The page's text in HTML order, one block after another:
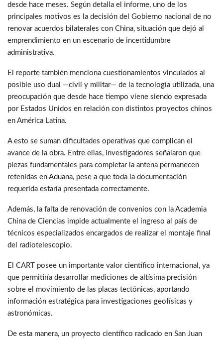
desde hace meses. Según detalla el informe, uno de los
principales motivos es la decisión del Gobierno nacional de no
renovar acuerdos bilaterales con China, situación que dejó al
emprendimiento en un escenario de incertidumbre
administrativa.
El reporte también menciona cuestionamientos vinculados al
posible uso dual —civil y militar— de la tecnología utilizada, una
preocupación que desde hace tiempo viene siendo expresada
por Estados Unidos en relación con distintos proyectos chinos
en América Latina.
A esto se suman dificultades operativas que complican el
avance de la obra. Entre ellas, investigadores señalaron que
piezas fundamentales para completar la antena permanecen
retenidas en Aduana, pese a que toda la documentación
requerida estaría presentada correctamente.
Además, la falta de renovación de convenios con la Academia
China de Ciencias impide actualmente el ingreso al país de
técnicos especializados encargados de realizar el montaje final
del radiotelescopio.
El CART posee un importante valor científico internacional, ya
que permitiría desarrollar mediciones de altísima precisión
sobre el movimiento de las placas tectónicas, aportando
información estratégica para investigaciones geofísicas y
astronómicas.
De esta manera, un proyecto científico radicado en San Juan